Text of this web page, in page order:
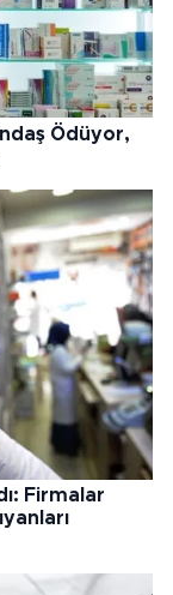
Ödüyor,
Firmalar